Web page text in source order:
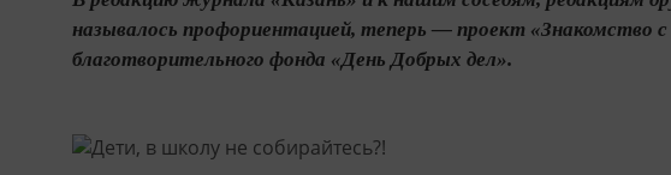
называлось профориентацией, теперь — проект «Знакомство
благотворительного фонда «День Добрых дел».